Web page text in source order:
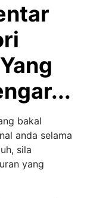
bakal
anda selama
sila
yang